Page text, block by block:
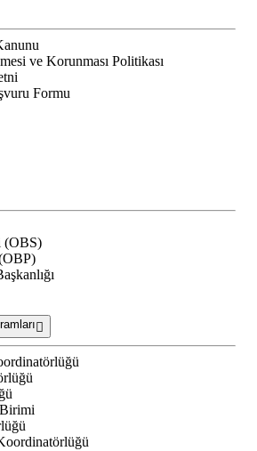
ve Korunması Politikası
Formu
(OBS)